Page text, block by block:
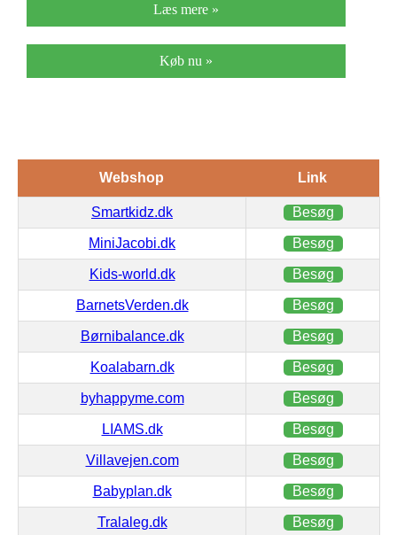
Læs mere »
Køb nu »
Webshop Link
Smartkidz.dk Besøg
MiniJacobi.dk Besøg
Kids-world.dk Besøg
BarnetsVerden.dk Besøg
Børnibalance.dk Besøg
Koalabarn.dk Besøg
byhappyme.com Besøg
LIAMS.dk Besøg
Villavejen.com Besøg
Babyplan.dk Besøg
Tralaleg.dk Besøg